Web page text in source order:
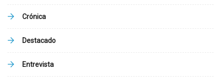
Crónica
Destacado
Entrevista